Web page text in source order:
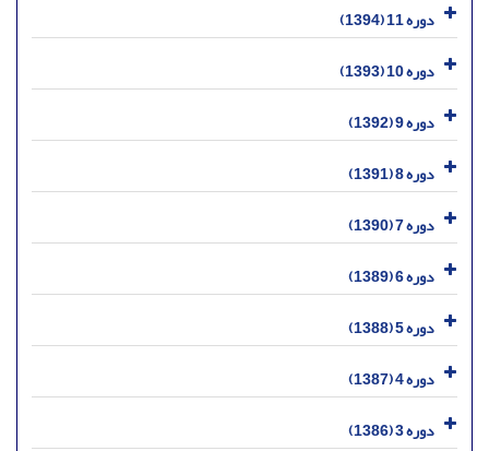
دوره 11 (1394)
دوره 10 (1393)
دوره 9 (1392)
دوره 8 (1391)
دوره 7 (1390)
دوره 6 (1389)
دوره 5 (1388)
دوره 4 (1387)
دوره 3 (1386)